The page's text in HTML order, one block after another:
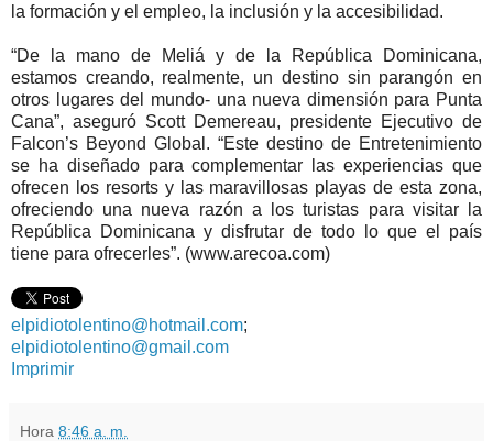
la formación y el empleo, la inclusión y la accesibilidad.
“De la mano de Meliá y de la República Dominicana,
estamos creando, realmente, un destino sin parangón en
otros lugares del mundo- una nueva dimensión para Punta
Cana”, aseguró Scott Demereau, presidente Ejecutivo de
Falcon’s Beyond Global. “Este destino de Entretenimiento
se ha diseñado para complementar las experiencias que
ofrecen los resorts y las maravillosas playas de esta zona,
ofreciendo una nueva razón a los turistas para visitar la
República Dominicana y disfrutar de todo lo que el país
tiene para ofrecerles”. (www.arecoa.com)
elpidiotolentino@hotmail.com;
elpidiotolentino@gmail.com
Imprimir
Hora 8:46 a. m.